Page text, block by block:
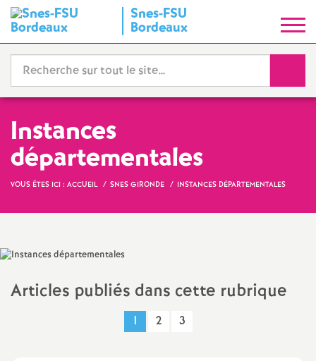
Snes-FSU
Bordeaux
y
n
c
Instances
départementales
VOUS ÊTES ICI : ACCUEIL SNES GIRONDE INSTANCES DÉPARTEMENTALES
Articles publiés dans cette rubrique
1 2 3